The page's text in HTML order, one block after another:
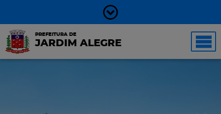
PREFEITURA DE
JARDIM ALEGRE